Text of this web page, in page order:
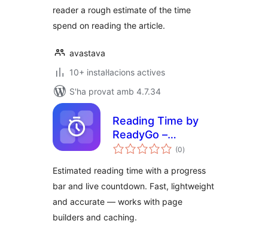
reader a rough estimate of the time
spend on reading the article.
avastava
10+ instal·lacions actives
S'ha provat amb 4.7.34
Reading Time by
ReadyGo –
Estimated Read
Bar
(0puntuacions
totals
)
Estimated reading time with a progress
bar and live countdown. Fast, lightweight
and accurate — works with page
builders and caching.